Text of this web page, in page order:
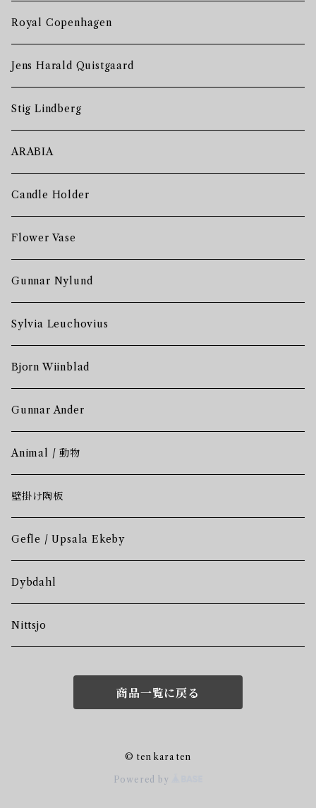
Royal Copenhagen
Jens Harald Quistgaard
Stig Lindberg
ARABIA
Candle Holder
Flower Vase
Gunnar Nylund
Sylvia Leuchovius
Bjorn Wiinblad
Gunnar Ander
Animal / 動物
壁掛け陶板
Gefle / Upsala Ekeby
Dybdahl
Nittsjo
商品一覧に戻る
© ten kara ten
Powered by